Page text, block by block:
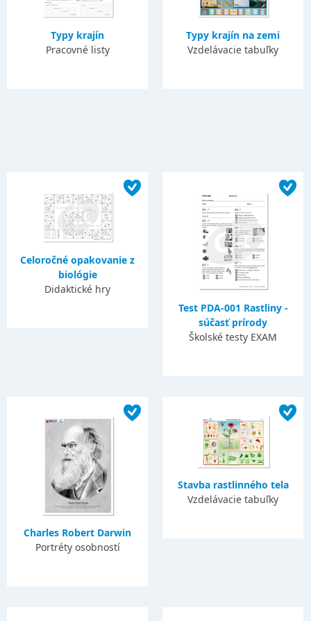
Typy krajín
Pracovné listy
Typy krajín na zemi
Vzdelávacie tabuľky
Celoročné opakovanie z
biológie
Didaktické hry
Test PDA-001 Rastliny -
súčasť prírody
Školské testy EXAM
Charles Robert Darwin
Portréty osobností
Stavba rastlinného tela
Vzdelávacie tabuľky